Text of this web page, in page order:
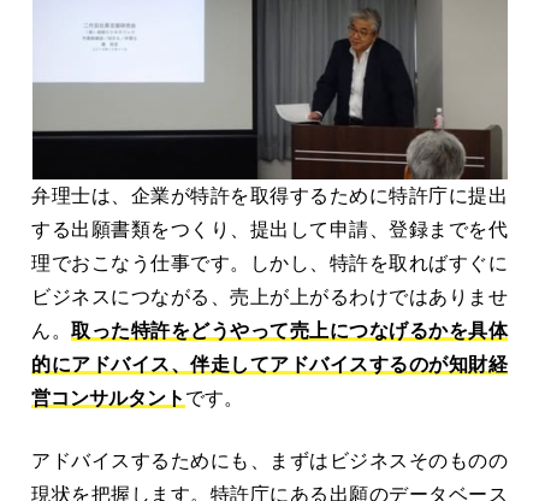
弁理士は、企業が特許を取得するために特許庁に提出
する出願書類をつくり、提出して申請、登録までを代
理でおこなう仕事です。しかし、特許を取ればすぐに
ビジネスにつながる、売上が上がるわけではありませ
ん。取った特許をどうやって売上につなげるかを具体
的にアドバイス、伴走してアドバイスするのが知財経
営コンサルタント です。
アドバイスするためにも、まずはビジネスそのものの
現状を把握します。特許庁にある出願のデータベース